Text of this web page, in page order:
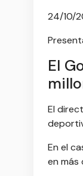
24/10/
El
El
En el
en